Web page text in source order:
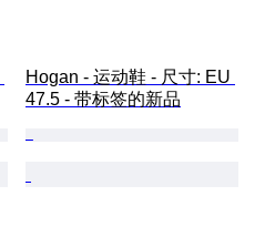
Hogan - 运动鞋 - 尺寸: EU
47.5 - 带标签的新品